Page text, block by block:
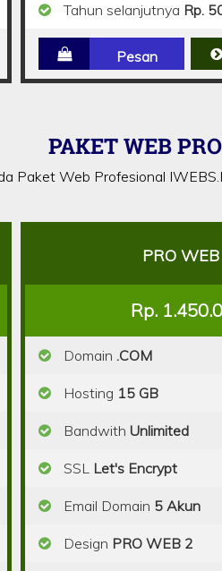
Tahun selanjutnya Rp.
Pesan
PAKET WEB
Paket Web Profesional
PRO
Rp.
Domain .COM
Hosting 15 GB
Bandwith Unlimited
SSL Let's Encrypt
Email Domain 5 Akun
Design PRO WEB 2